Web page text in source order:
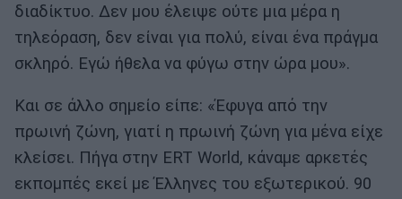
διαδίκτυο. Δεν μου έλειψε ούτε μια μέρα η
τηλεόραση, δεν είναι για πολύ, είναι ένα πράγμα
σκληρό. Εγώ ήθελα να φύγω στην ώρα μου».
Και σε άλλο σημείο είπε: «Έφυγα από την
πρωινή ζώνη, γιατί η πρωινή ζώνη για μένα είχε
κλείσει. Πήγα στην ERT World, κάναμε αρκετές
εκπομπές εκεί με Έλληνες του εξωτερικού. 90